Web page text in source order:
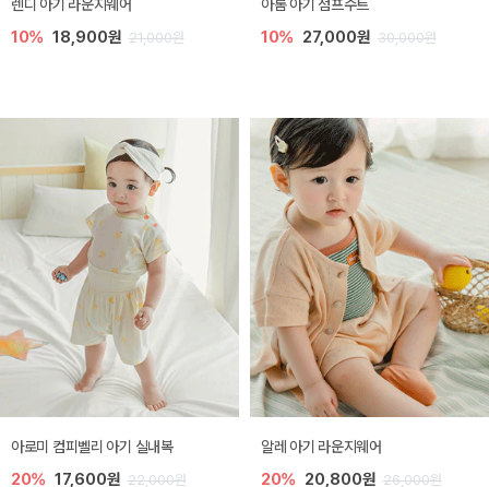
렌디 아기 라운지웨어
10% 18,900원 21,000원
아롬 아기 점프수트
10% 27,000원 30,000원
아로미 컴피벨리 아기 실내복
20% 17,600원 22,000원
알레 아기 라운지웨어
20% 20,800원 26,000원